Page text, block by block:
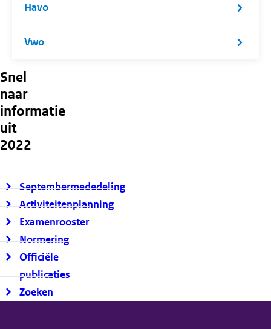
Havo
Vwo
Snel
naar
informatie
uit
2022
Septembermededeling
Activiteitenplanning
Examenrooster
Normering
Officiële
publicaties
Zoeken